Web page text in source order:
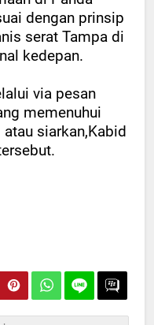
dengan prinsip
serat Tampa di
kedepan.
via pesan
memenuhui
siarkan,Kabid